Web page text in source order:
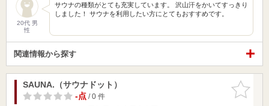
20代 男
性
サウナの種類がとても充実しています。 沢山汗をかいてすっきり
しました！ サウナを利用したい方にとてもおすすめです。
関連情報から探す
お気に入
りに追加
SAUNA.（サウナドット）
-点/ 0 件